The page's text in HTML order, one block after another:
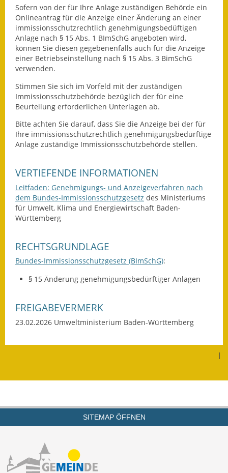
Bevölkerungsschutz
Kinderbetreuung
Nahverkehr
Breitbandausbau
Klimaschutzagentur
Freizeit
Feuerwehr
Freizeit- & Sportstätten
Gesundheit & Soziales
Termine &
Wirtschaft
Baumaßnahmen
Sofern von der für Ihre Anlage zuständigen Behörde ein
Onlineantrag für die Anzeige einer Änderung an einer
immissionsschutzrechtlich genehmigungsbedüftigen
Anlage nach § 15 Abs. 1 BImSchG angeboten wird,
können Sie diesen gegebenenfalls auch für die Anzeige
einer Betriebseinstellung nach § 15 Abs. 3 BimSchG
verwenden.
Stimmen Sie sich im Vorfeld mit der zuständigen
Immissionsschutzbehörde bezüglich der für eine
Beurteilung erforderlichen Unterlagen ab.
Bitte achten Sie darauf, dass Sie die Anzeige bei der für
Ihre immissionsschutzrechtlich genehmigungsbedürftige
Anlage zuständige Immissionsschutzbehörde stellen.
VERTIEFENDE INFORMATIONEN
Leitfaden: Genehmigungs- und Anzeigeverfahren nach
dem Bundes-Immissionsschutzgesetz des Ministeriums
für Umwelt, Klima und Energiewirtschaft Baden-
Württemberg
RECHTSGRUNDLAGE
Bundes-Immissionsschutzgesetz (BImSchG):
§ 15 Änderung genehmigungsbedürftiger Anlagen
FREIGABEVERMERK
23.02.2026 Umweltministerium Baden-Württemberg
|
SITEMAP ÖFFNEN